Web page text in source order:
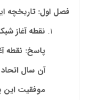
فصل اول: تاریخچه
نقطه آغاز
آن سال
موفقیت این